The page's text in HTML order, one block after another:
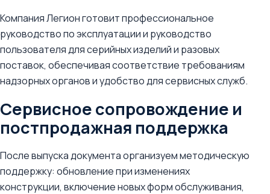
Компания Легион готовит профессиональное
руководство по эксплуатации и руководство
пользователя для серийных изделий и разовых
поставок, обеспечивая соответствие требованиям
надзорных органов и удобство для сервисных служб.
Сервисное сопровождение и
постпродажная поддержка
После выпуска документа организуем методическую
поддержку: обновление при изменениях
конструкции, включение новых форм обслуживания,